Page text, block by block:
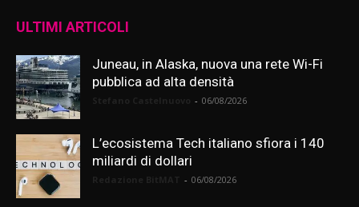
ULTIMI ARTICOLI
Juneau, in Alaska, nuova una rete Wi-Fi
pubblica ad alta densità
- 06/08/2026
L’ecosistema Tech italiano sfiora i 140
miliardi di dollari
- 06/08/2026